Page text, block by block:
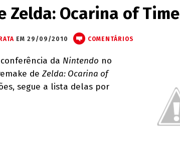
Zelda: Ocarina of Time
EM 29/09/2010 COMENTÁRIOS
da Nintendo no
de Zelda: Ocarina of
segue a lista delas por